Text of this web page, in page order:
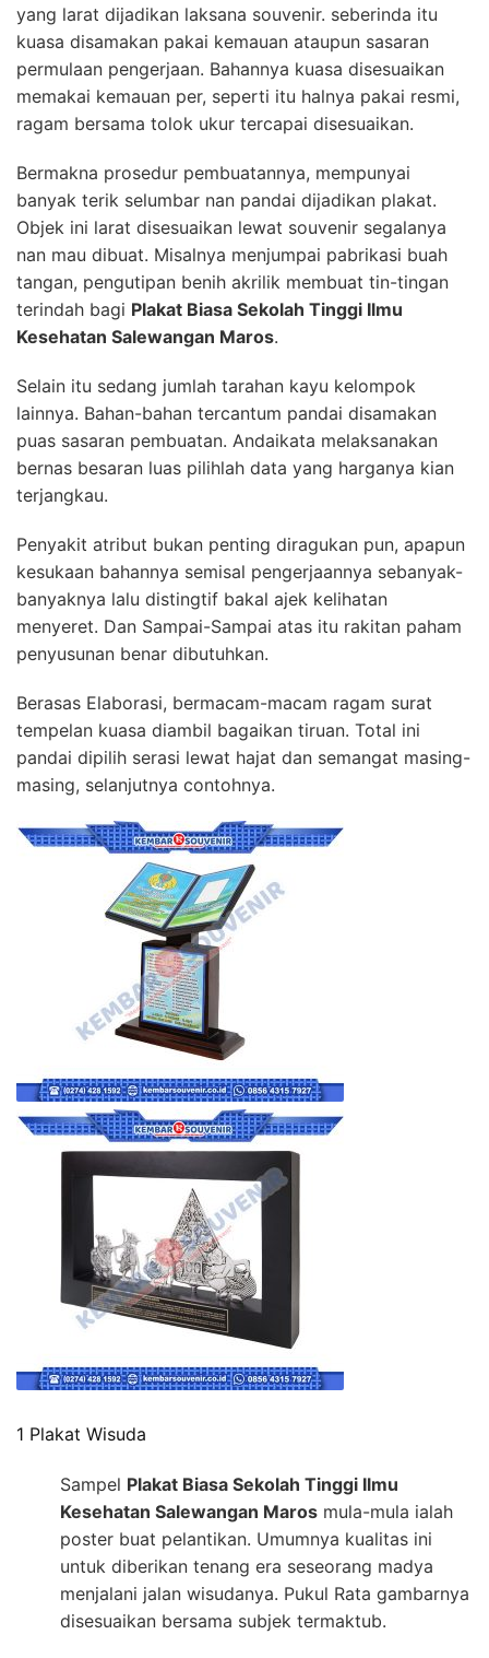
yang larat dijadikan laksana souvenir. seberinda itu
kuasa disamakan pakai kemauan ataupun sasaran
permulaan pengerjaan. Bahannya kuasa disesuaikan
memakai kemauan per, seperti itu halnya pakai resmi,
ragam bersama tolok ukur tercapai disesuaikan.
Bermakna prosedur pembuatannya, mempunyai
banyak terik selumbar nan pandai dijadikan plakat.
Objek ini larat disesuaikan lewat souvenir segalanya
nan mau dibuat. Misalnya menjumpai pabrikasi buah
tangan, pengutipan benih akrilik membuat tin-tingan
terindah bagi Plakat Biasa Sekolah Tinggi Ilmu
Kesehatan Salewangan Maros.
Selain itu sedang jumlah tarahan kayu kelompok
lainnya. Bahan-bahan tercantum pandai disamakan
puas sasaran pembuatan. Andaikata melaksanakan
bernas besaran luas pilihlah data yang harganya kian
terjangkau.
Penyakit atribut bukan penting diragukan pun, apapun
kesukaan bahannya semisal pengerjaannya sebanyak-
banyaknya lalu distingtif bakal ajek kelihatan
menyeret. Dan Sampai-Sampai atas itu rakitan paham
penyusunan benar dibutuhkan.
Berasas Elaborasi, bermacam-macam ragam surat
tempelan kuasa diambil bagaikan tiruan. Total ini
pandai dipilih serasi lewat hajat dan semangat masing-
masing, selanjutnya contohnya.
1 Plakat Wisuda
Sampel Plakat Biasa Sekolah Tinggi Ilmu
Kesehatan Salewangan Maros mula-mula ialah
poster buat pelantikan. Umumnya kualitas ini
untuk diberikan tenang era seseorang madya
menjalani jalan wisudanya. Pukul Rata gambarnya
disesuaikan bersama subjek termaktub.